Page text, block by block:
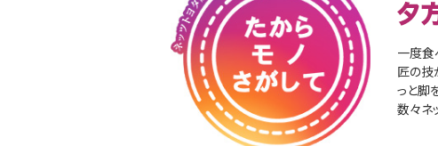
一度食
匠の技
っと脚
数々ネ